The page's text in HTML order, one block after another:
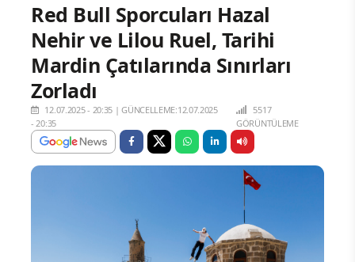
Red Bull Sporcuları Hazal
Nehir ve Lilou Ruel, Tarihi
Mardin Çatılarında Sınırları
Zorladı
12.07.2025 - 20:35 |GÜNCELLEME:12.07.2025
- 20:35
5517
GÖRÜNTÜLEME